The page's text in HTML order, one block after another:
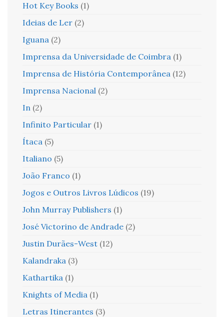
Hot Key Books (1)
Ideias de Ler (2)
Iguana (2)
Imprensa da Universidade de Coimbra (1)
Imprensa de História Contemporânea (12)
Imprensa Nacional (2)
In (2)
Infinito Particular (1)
Ítaca (5)
Italiano (5)
João Franco (1)
Jogos e Outros Livros Lúdicos (19)
John Murray Publishers (1)
José Victorino de Andrade (2)
Justin Durães-West (12)
Kalandraka (3)
Kathartika (1)
Knights of Media (1)
Letras Itinerantes (3)